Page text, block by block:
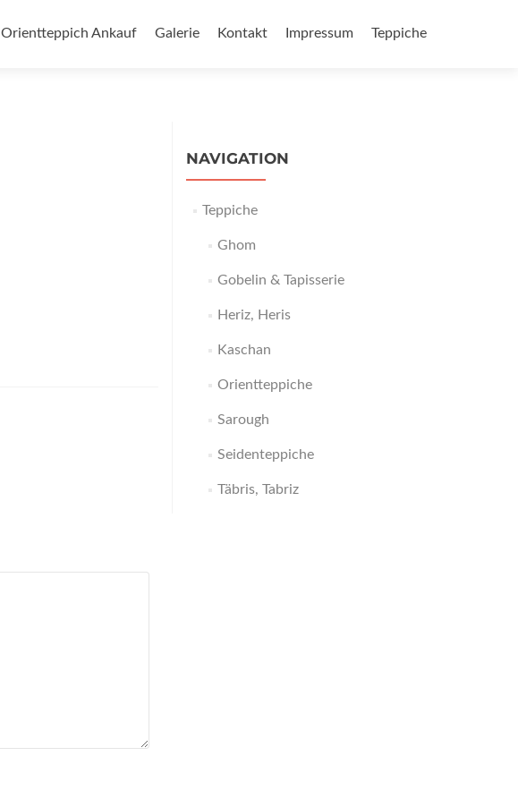
Inhalt
Orientteppich Ankauf Galerie Kontakt Impressum Teppiche
NAVIGATION
Teppiche
Ghom
Gobelin & Tapisserie
Heriz, Heris
Kaschan
Orientteppiche
Sarough
Seidenteppiche
Täbris, Tabriz